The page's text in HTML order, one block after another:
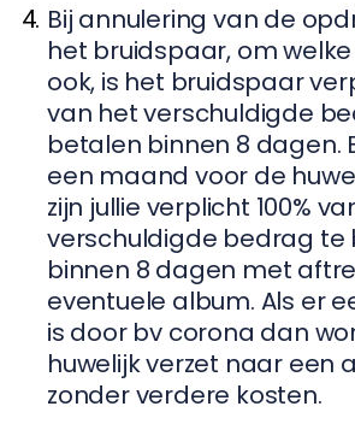
Bij annulering van de
het bruidspaar, om
ook, is het bruidspaar
van het verschuldigde
betalen binnen 8 dagen.
een maand voor de
zijn jullie verplicht 100%
verschuldigde bedrag te
binnen 8 dagen met
eventuele album. Als er
is door bv corona dan
huwelijk verzet naar een
zonder verdere kosten.